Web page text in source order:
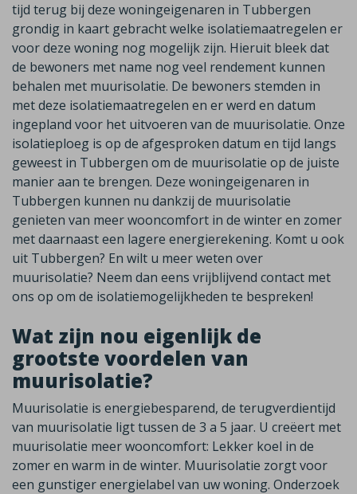
tijd terug bij deze woningeigenaren in Tubbergen
grondig in kaart gebracht welke isolatiemaatregelen er
voor deze woning nog mogelijk zijn. Hieruit bleek dat
de bewoners met name nog veel rendement kunnen
behalen met muurisolatie. De bewoners stemden in
met deze isolatiemaatregelen en er werd en datum
ingepland voor het uitvoeren van de muurisolatie. Onze
isolatieploeg is op de afgesproken datum en tijd langs
geweest in Tubbergen om de muurisolatie op de juiste
manier aan te brengen. Deze woningeigenaren in
Tubbergen kunnen nu dankzij de muurisolatie
genieten van meer wooncomfort in de winter en zomer
met daarnaast een lagere energierekening. Komt u ook
uit Tubbergen? En wilt u meer weten over
muurisolatie? Neem dan eens vrijblijvend contact met
ons op om de isolatiemogelijkheden te bespreken!
Wat zijn nou eigenlijk de
grootste voordelen van
muurisolatie?
Muurisolatie is energiebesparend, de terugverdientijd
van muurisolatie ligt tussen de 3 a 5 jaar. U creëert met
muurisolatie meer wooncomfort: Lekker koel in de
zomer en warm in de winter. Muurisolatie zorgt voor
een gunstiger energielabel van uw woning. Onderzoek